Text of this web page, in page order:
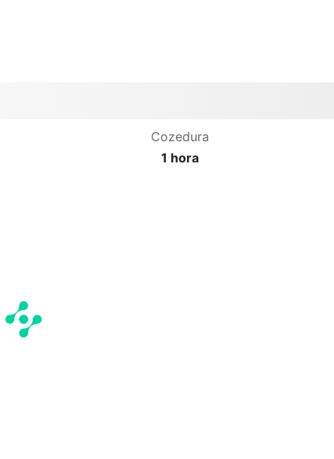
Cozedura
1 hora